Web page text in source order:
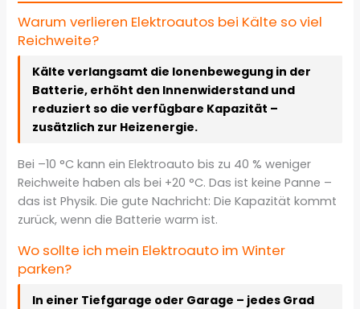
Warum verlieren Elektroautos bei Kälte so viel
Reichweite?
Kälte verlangsamt die Ionenbewegung in der
Batterie, erhöht den Innenwiderstand und
reduziert so die verfügbare Kapazität –
zusätzlich zur Heizenergie.
Bei –10 °C kann ein Elektroauto bis zu 40 % weniger
Reichweite haben als bei +20 °C. Das ist keine Panne –
das ist Physik. Die gute Nachricht: Die Kapazität kommt
zurück, wenn die Batterie warm ist.
Wo sollte ich mein Elektroauto im Winter
parken?
In einer Tiefgarage oder Garage – jedes Grad